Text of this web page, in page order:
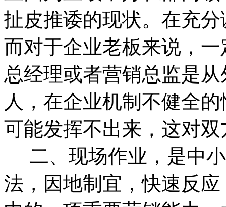
扯皮推诿的现状。在充
而对于企业老板来说，
总经理或者营销总监是
人，在企业机制不健全
可能发挥不出来，这对
二、现场作业，是中
法，因地制宜，快速反